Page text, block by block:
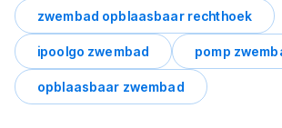
zwembad opblaasbaar rechthoek
ipoolgo zwembad pomp
opblaasbaar zwembad